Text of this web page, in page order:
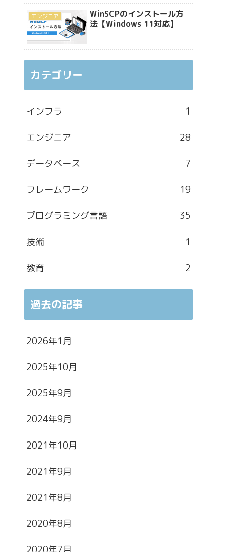
エンジニア
WinSCPのインストール方
法【Windows 11対応】
カテゴリー
インフラ 1
エンジニア 28
データベース 7
フレームワーク 19
プログラミング言語 35
技術 1
教育 2
過去の記事
2026年1月
2025年10月
2025年9月
2024年9月
2021年10月
2021年9月
2021年8月
2020年8月